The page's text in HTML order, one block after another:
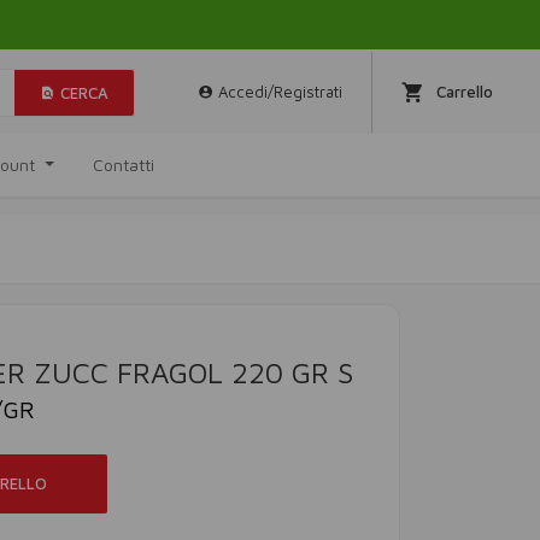
CERCA Accedi/Registrati Carrello
Contatti
ZUCC FRAGOL 220 GR S